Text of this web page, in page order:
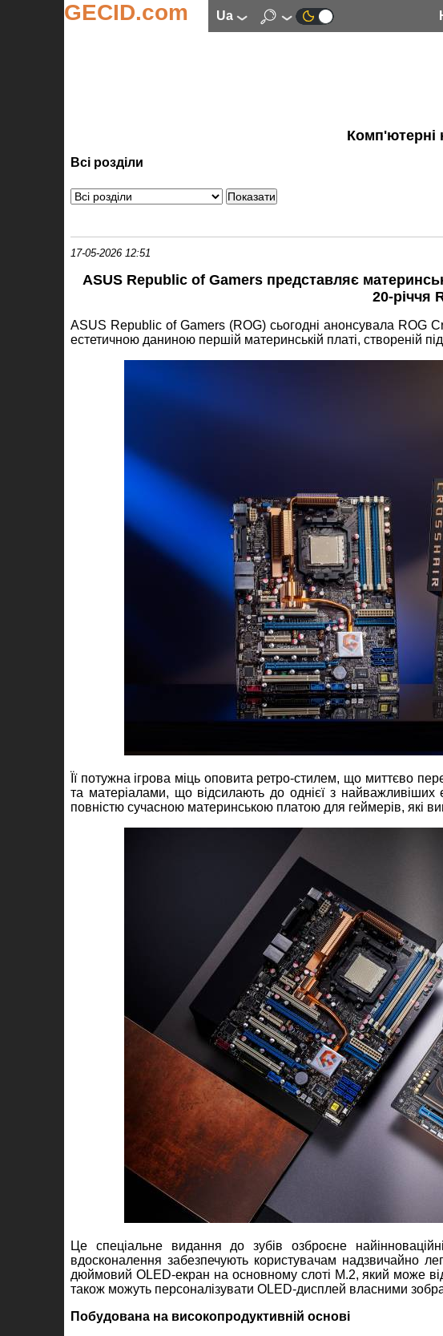
GECID.com ua
Комп'ютерні
Всі розділи
17-05-2026 12:51
ASUS Republic of Gamers представляє
20-річчя
ASUS Republic of Gamers (ROG) сьогодні анонсувала
естетичною даниною першій материнській платі, створеній
Її потужна ігрова міць оповита ретро-стилем, що миттєво
та матеріалами, що відсилають до однієї з
повністю сучасною материнською платою для геймерів, які
Це спеціальне видання до зубів озброєне
вдосконалення забезпечують користувачам надзвичайно
дюймовий OLED-екран на основному слоті M.2, який може
також можуть персоналізувати OLED-дисплей власними
Побудована на високопродуктивній основі